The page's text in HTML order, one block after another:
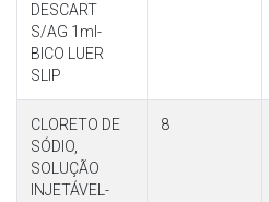
DESCART
S/AG 1ml-
BICO LUER
SLIP
CLORETO DE
SÓDIO,
SOLUÇÃO
INJETÁVEL-
8